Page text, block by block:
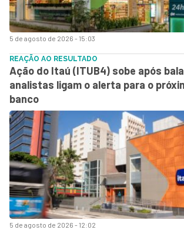
5 de agosto de 2026 - 15:03
5 de agosto de 2026 - 12:02
REAÇÃO AO RESULTADO
Ação do Itaú (ITUB4) sobe após
analistas ligam o alerta para o
banco